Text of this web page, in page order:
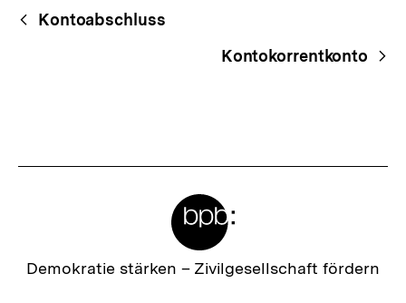
Begriffsnavigation
Content-
Navigation
Kontoabschluss
Kontokorrentkonto
Zur
Demokratie stärken – Zivilgesellschaft fördern